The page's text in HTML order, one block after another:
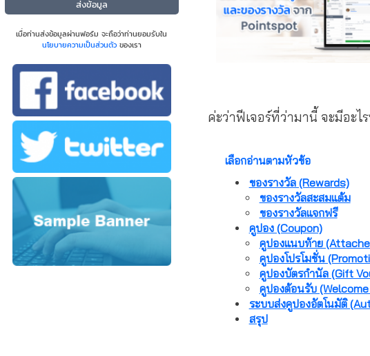
เมื่อท่านส่งข้อมูลผ่านฟอร์ม จะถือว่าท่านยอมรับใน
นโยบายความเป็นส่วนตัวของเรา
ค่ะว่าฟีเจอร์ที่ว่ามานี้ จะมีอะ
เลือกอ่านตามหัวข้อ
ของรางวัล (Rewards)
ของรางวัลสะสมแต้ม
ของรางวัลแจกฟรี
คูปอง (Coupon)
คูปองแนบท้าย
คูปองโปรโมชั่น
คูปองบัตรกำนัล (Gift
คูปองต้อนรับ
ระบบส่งคูปองอัตโนมัติ
สรุป